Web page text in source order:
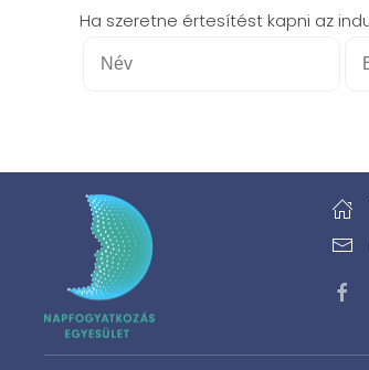
Ha szeretne értesítést kapni az